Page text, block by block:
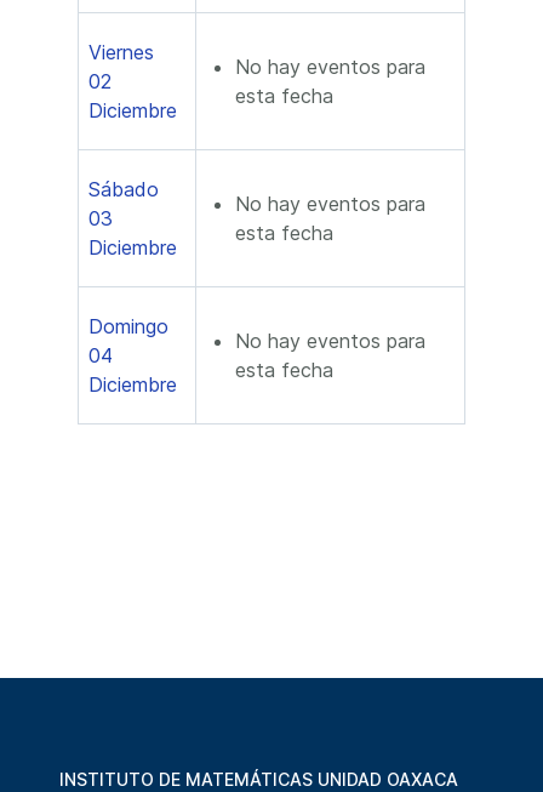
Viernes
02
Diciembre
No hay eventos para
esta fecha
Sábado
03
Diciembre
No hay eventos para
esta fecha
Domingo
04
Diciembre
No hay eventos para
esta fecha
INSTITUTO DE MATEMÁTICAS UNIDAD OAXACA